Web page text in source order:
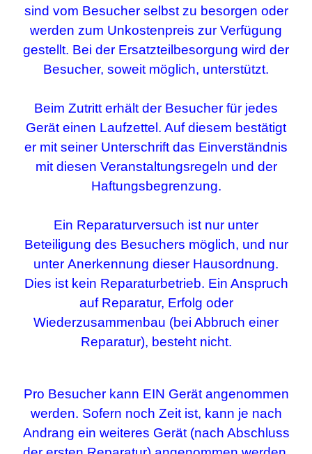
sind vom Besucher selbstzu besorgen oder
werden zum Unkostenpreis zur Verfügung
gestellt. Bei der Ersatzteilbesorgung wird der
Besucher, soweit möglich, unterstützt.
Beim Zutritt erhält der Besucher für jedes
Gerät einen Laufzettel . Auf diesem bestätigt
er mit seiner Unterschrift das Einverständnis
mit diesen Veranstaltungsregeln und der
Haftungsbegrenzung.
Ein Reparaturversuch ist nur unter
Beteiligung des Besuchers möglich, und nur
unter Anerkennung dieser Hausordnung.
Dies ist kein Reparaturbetrieb. Ein Anspruch
auf Reparatur, Erfolg oder
Wiederzusammenbau (bei Abbruch einer
Reparatur), besteht nicht.
Pro Besucher kann EIN Gerät angenommen
werden. Sofern noch Zeit ist, kann je nach
Andrang ein weiteres Gerät (nach Abschluss